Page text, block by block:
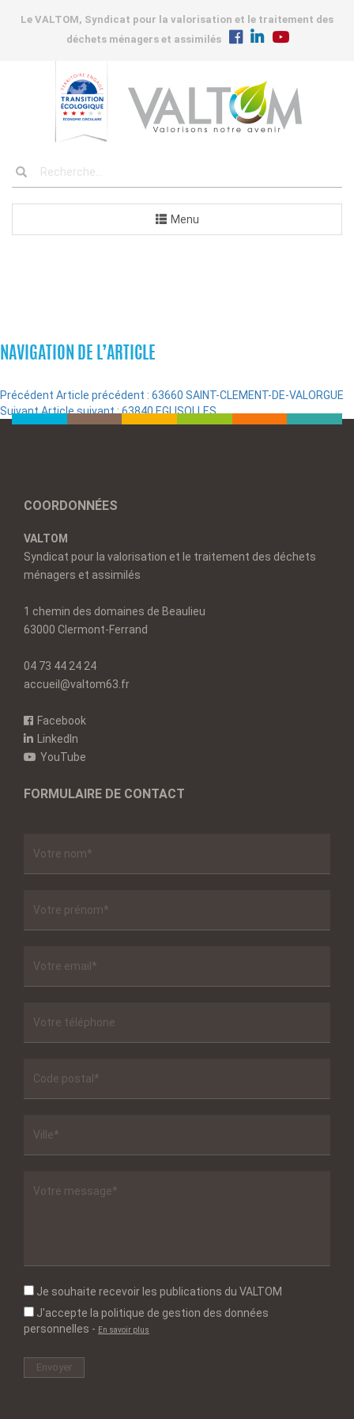
Le VALTOM, Syndicat pour la valorisation et le traitement des
déchets ménagers et assimilés
Menu
NAVIGATION DE L’ARTICLE
Précédent Article précédent : 63660 SAINT-CLEMENT-DE-VALORGUE
SuivantArticle suivant :63840 EGLISOLLES
COORDONNÉES
VALTOM
Syndicat pour la valorisation et le traitement des déchets
ménagers et assimilés
1 chemin des domaines de Beaulieu
63000 Clermont-Ferrand
04 73 44 24 24
accueil@valtom63.fr
Facebook
LinkedIn
YouTube
FORMULAIRE DE CONTACT
Je souhaite recevoir les publications du VALTOM
J'accepte la politique de gestion des données
personnelles - En savoir plus